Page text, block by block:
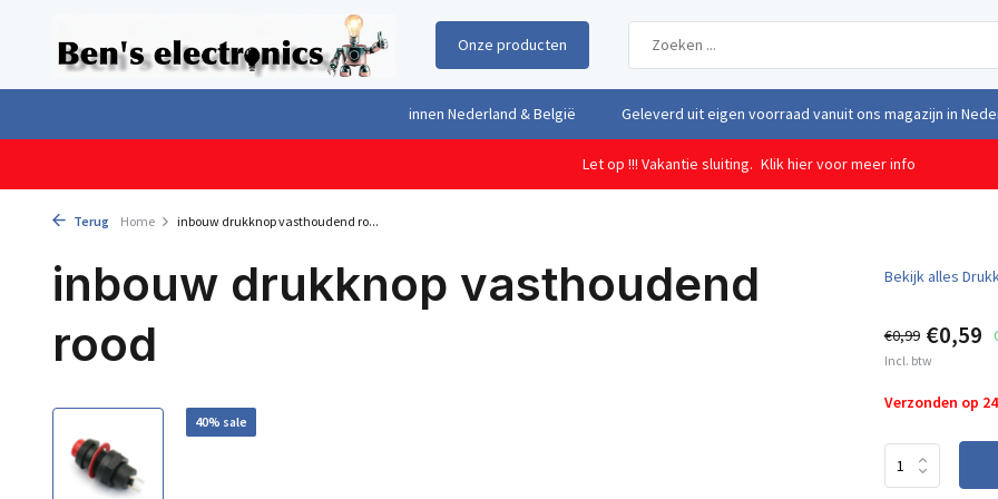
Onze producten
Geleverd uit eigen voorraad vanuit ons magazijn in Nederland Gratis
Let op !!! Vakantie sluiting. Klik hier voor meer info
Terug Home inbouw drukknop vasthoudend ro...
inbouw drukknop vasthoudend
rood
40% sale
Bekijk alles
€0,99 €0,59
Incl. btw
Verzonden op